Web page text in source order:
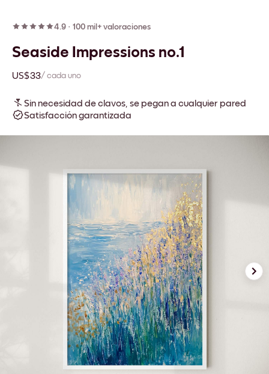
4.9 · 100 mil+ valoraciones
Seaside Impressions no.1
US$33/ cada uno
Sin necesidad de clavos, se pegan a cualquier pared
Satisfacción garantizada